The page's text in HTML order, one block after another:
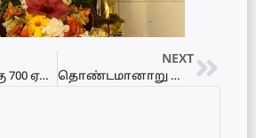
அரசு சீனாக்கு 700 ஏக்கர் காணி வழங்க முன்வருவது ஏன் – பொது அமைப்புக்கள் கேள்வி video
NEXT
தொண்டமானாறு செல்வச் சந்நிதி முருகன் ஆலயத்தில் சோபகிருது பூஜைகள்